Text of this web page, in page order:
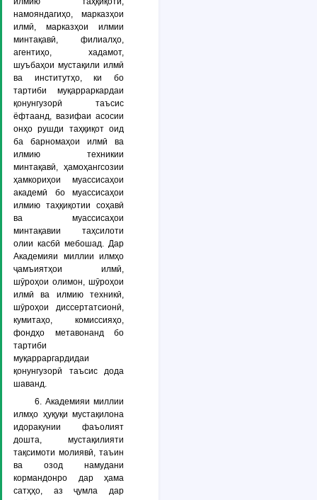
намояндагиҳо, марказҳои
илмӣ, марказҳои илмии
минтақавӣ, филиалҳо,
агентиҳо, хадамот,
шуъбаҳои мустақили илмӣ
ва институтҳо, ки бо
тартиби муқарраркардаи
қонунгузорӣ таъсис
ёфтаанд, вазифаи асосии
онҳо рушди таҳқиқот оид
ба барномаҳои илмӣ ва
илмию техникии
минтақавӣ, ҳамоҳангсозии
ҳамкориҳои муассисаҳои
академӣ бо муассисаҳои
илмию таҳқиқотии соҳавӣ
ва муассисаҳои
минтақавии таҳсилоти
олии касбӣ мебошад. Дар
Академияи миллии илмҳо
ҷамъиятҳои илмӣ,
шӯроҳои олимон, шӯроҳои
илмӣ ва илмию техникӣ,
шӯроҳои диссертатсионӣ,
кумитаҳо, комиссияҳо,
фондҳо метавонанд бо
тартиби
муқарраргардидаи
қонунгузорӣ таъсис дода
шаванд.
6. Академияи миллии
илмҳо ҳуқуқи мустақилона
идоракунии фаъолият
дошта, мустақилияти
тақсимоти молиявӣ, таъин
ва озод намудани
кормандонро дар ҳама
сатҳҳо, аз ҷумла дар